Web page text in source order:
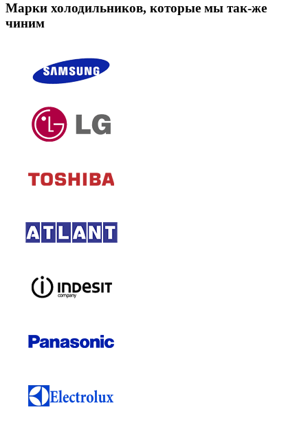
Марки холодильников, которые мы так-же
чиним